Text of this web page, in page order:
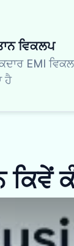
ਵਿਕਲਪ
EMI
ਹੈ
ਕਿਵੇਂ